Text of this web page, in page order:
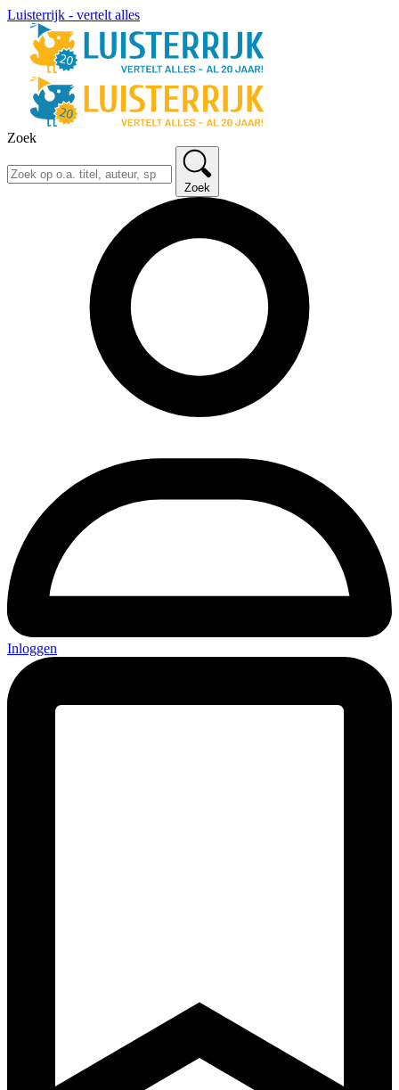
Luisterrijk - vertelt alles
Zoek
Zoek
Inloggen